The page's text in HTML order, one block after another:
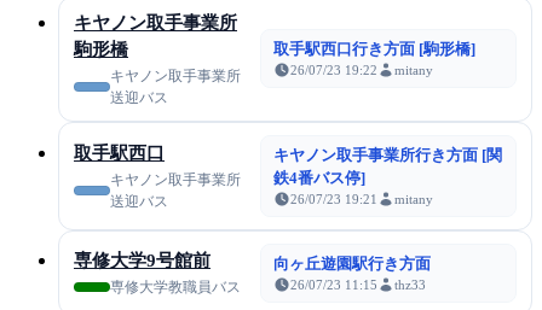
キヤノン取手事業所
駒形橋
キヤノン取手事業所
送迎バス
取手駅西口行き方面 [駒形橋]
26/07/23 19:22 mitany
取手駅西口
キヤノン取手事業所
送迎バス
キヤノン取手事業所行き方面 [関
鉄4番バス停]
26/07/23 19:21 mitany
専修大学9号館前
専修大学教職員バス
向ヶ丘遊園駅行き方面
26/07/23 11:15 thz33